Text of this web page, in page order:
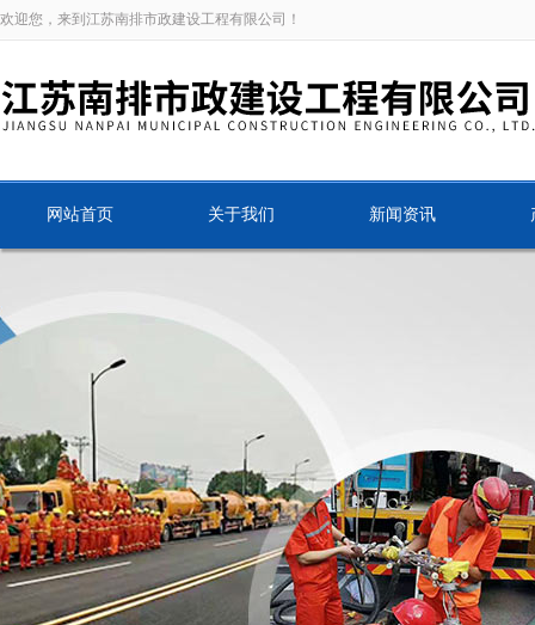
欢迎您，来到江苏南排市政建设工程有限公司！
网站首页 关于我们 新闻资讯